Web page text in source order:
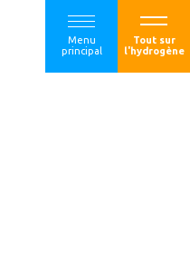
Menu
principal
Tout sur
l'hydrogène